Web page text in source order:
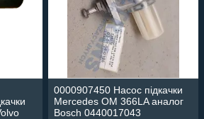
0000907450 Насос підкачки
Mercedes OM 366LA аналог
Bosch 0440017043